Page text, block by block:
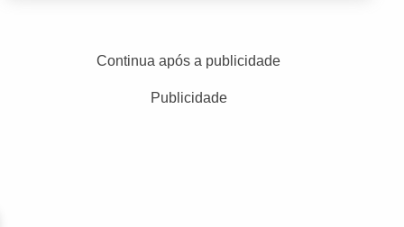
Continua após a publicidade
Publicidade